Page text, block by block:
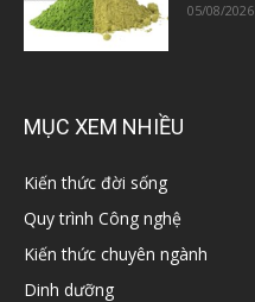
05/08/2026
MỤC XEM NHIỀU
Kiến thức đời sống
Quy trình Công nghệ
Kiến thức chuyên ngành
Dinh dưỡng